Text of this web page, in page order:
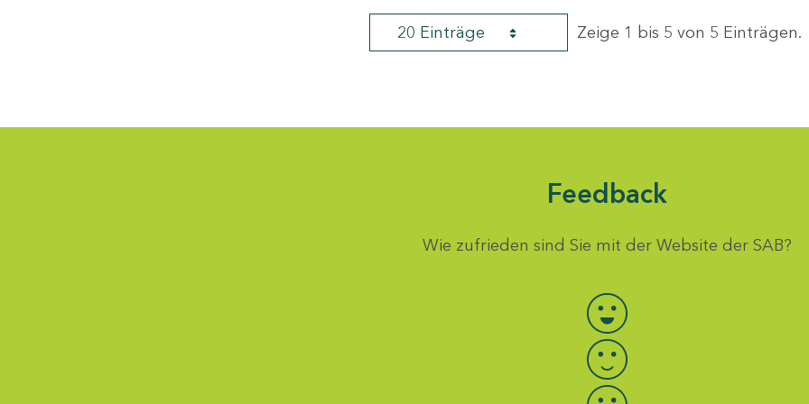
20 Einträge Zeige 1 bis 5 von 5 Einträgen.
Feedback
Wie zufrieden sind Sie mit der Website der SAB?
Bewertung auswählen